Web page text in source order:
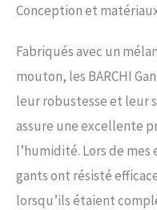
Conception et
Fabriqués avec un
mouton, les BARCHI
leur robustesse et leur
assure une excellente
l’humidité. Lors de mes
gants ont résisté
lorsqu’ils étaient